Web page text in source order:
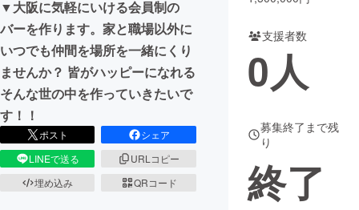
まちづくり・地域活性化
CAMPFIRE for Social Good
CAMPFIRE Creation
▼大阪に気軽にいける会員制の
バーを作ります。家と職場以外に
いつでも仲間を場所を一緒にくり
ませんか？ 皆がハッピーになれる
そんな世の中を作っていきたいで
す！！
ポスト
シェア
LINEで送る
URLコピー
埋め込み
QRコード
支援者数
0人
募集終了まで残
り
終了